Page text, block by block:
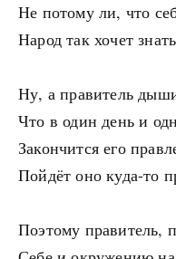
Не потому ли, что
Народ так хочет
Ну, а правитель
Что в один день и
Закончится его
Пойдёт оно куда-то
Поэтому правитель,